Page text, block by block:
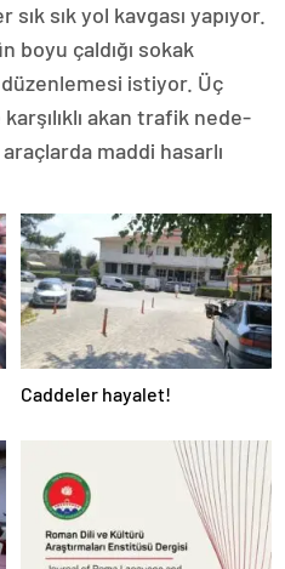
sık yol kavgası yapıyor.
boyu çaldığı sokak
istiyor. Üç
akan trafik nede-
maddi hasarlı
Caddeler hayalet!